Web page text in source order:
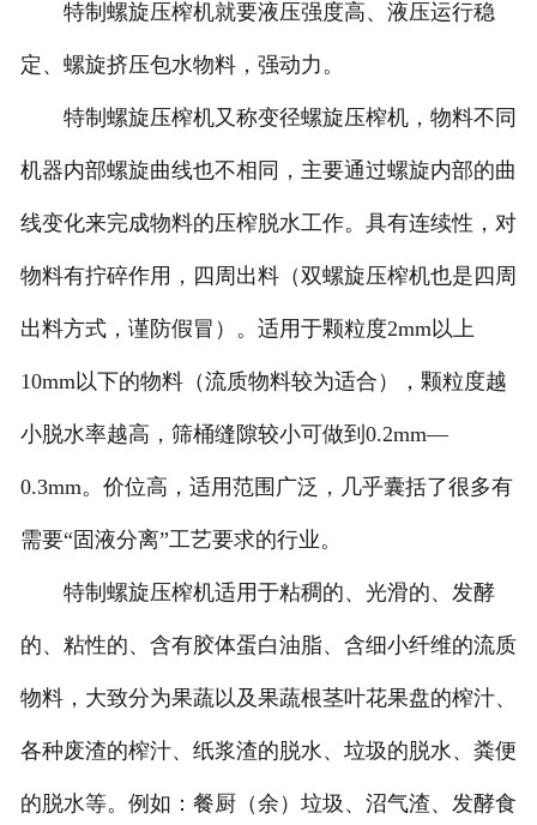
特制螺旋压榨机就要液压强度高、液压运行稳
定、螺旋挤压包水物料，强动力。
特制螺旋压榨机又称变径螺旋压榨机，物料不同
机器内部螺旋曲线也不相同，主要通过螺旋内部的曲
线变化来完成物料的压榨脱水工作。具有连续性，对
物料有拧碎作用，四周出料（双螺旋压榨机也是四周
出料方式，谨防假冒）。适用于颗粒度2mm以上
10mm以下的物料（流质物料较为适合），颗粒度越
小脱水率越高，筛桶缝隙较小可做到0.2mm—
0.3mm。价位高，适用范围广泛，几乎囊括了很多有
需要“固液分离”工艺要求的行业。
特制螺旋压榨机适用于粘稠的、光滑的、发酵
的、粘性的、含有胶体蛋白油脂、含细小纤维的流质
物料，大致分为果蔬以及果蔬根茎叶花果盘的榨汁、
各种废渣的榨汁、纸浆渣的脱水、垃圾的脱水、粪便
的脱水等。例如：餐厨（余）垃圾、沼气渣、发酵食